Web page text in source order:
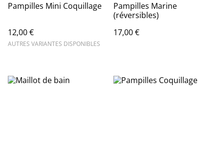
Pampilles Mini Coquillage
12,00 €
AUTRES VARIANTES DISPONIBLES
Pampilles Marine
(réversibles)
17,00 €